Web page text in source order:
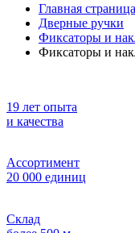
Главная страница
Дверные ручки
Фиксаторы и
Фиксаторы и
19 лет опыта
и качества
Ассортимент
20 000 единиц
Склад